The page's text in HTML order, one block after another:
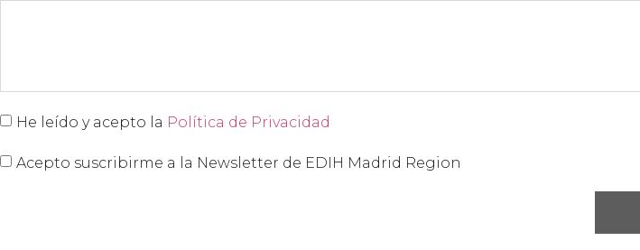
He leído y acepto la Política de Privacidad
Acepto suscribirme a la Newsletter de EDIH Madrid Region